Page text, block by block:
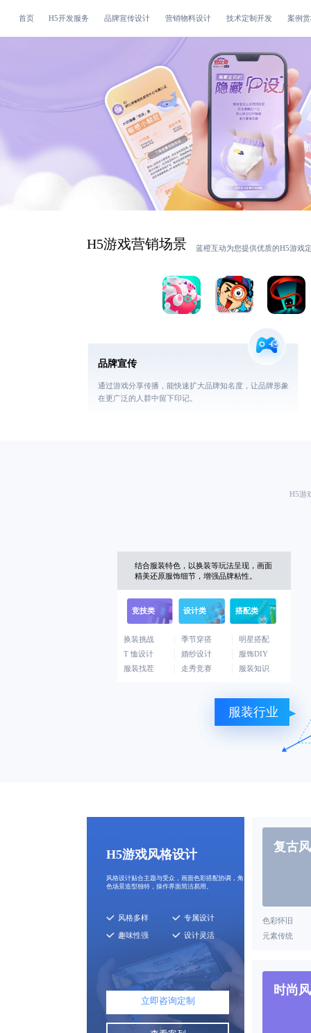
首页 H5开发服务 品牌宣传设计 营销物料设计 技术定制开发 案例
H5游戏营销场景 蓝橙互动为您提供优质的H5游戏
品牌宣传
通过游戏分享传播，能快速扩大品牌知名度，让品牌形象
在更广泛的人群中留下印记。
H5游
结合服装特色，以换装等玩法呈现，画面
精美还原服饰细节，增强品牌粘性。
竞技类 设计类 搭配类
换装挑战 季节穿搭
明星搭配
T 恤设计
婚纱设计
服饰DIY
服装找茬
走秀竞赛 服装知识
服装行业
H5游戏风格设计
风格设计贴合主题与受众，画面色彩搭配协调，角
色场景造型独特，操作界面简洁易用。
风格多样 专属设计
趣味性强 设计灵活
立即咨询定制
复古风
色彩怀旧
元素传统
时尚风